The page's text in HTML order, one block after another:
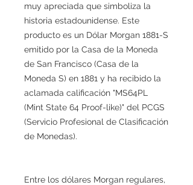
muy apreciada que simboliza la
historia estadounidense. Este
producto es un Dólar Morgan 1881-S
emitido por la Casa de la Moneda
de San Francisco (Casa de la
Moneda S) en 1881 y ha recibido la
aclamada calificación "MS64PL
(Mint State 64 Proof-like)" del PCGS
(Servicio Profesional de Clasificación
de Monedas).
Entre los dólares Morgan regulares,